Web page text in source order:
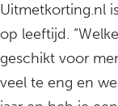
Uitmetkorting.nl
op leeftijd.
geschikt voor
veel te eng en